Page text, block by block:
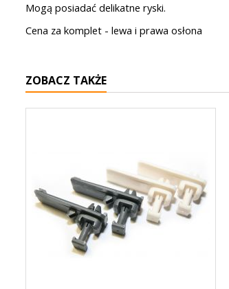
Mogą posiadać delikatne ryski.
Cena za komplet - lewa i prawa osłona
ZOBACZ TAKŻE